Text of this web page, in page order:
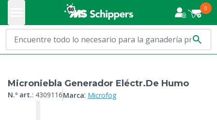
0
Microniebla Generador Eléctr.De Humo
N.º art.: 4309116Marca: Microfog